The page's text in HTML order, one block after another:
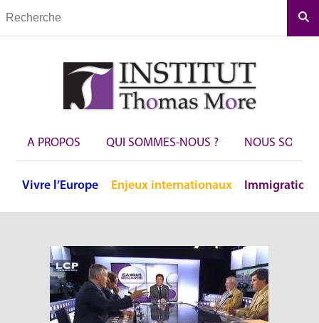
A PROPOS QUI SOMMES-NOUS ? NOUS
Vivre l’Europe Enjeux internationaux Immigration